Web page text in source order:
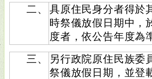
二、
具原住民身分者得於
時祭儀放假日期中，
度者，依公告年度為
三、
另行政院原住民族委
祭儀放假日期，並登